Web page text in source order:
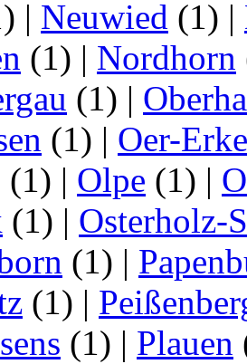
| Neuwied (1) |
(1) | Nordhorn
(1) |
(1) | Oer-
(1) | Olpe (1) |
(1) | Osterholz-
(1) |
(1) |
(1) | Plauen